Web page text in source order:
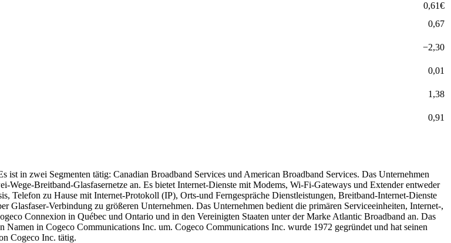
0,61€
0,67
−2,30
0,01
1,38
0,91
in zwei Segmenten tätig: Canadian Broadband Services und American Broadband Services. Das Unternehmen
Breitband-Glasfasernetze an. Es bietet Internet-Dienste mit Modems, Wi-Fi-Gateways und Extender entweder
Telefon zu Hause mit Internet-Protokoll (IP), Orts-und Ferngespräche Dienstleistungen, Breitband-Internet-Dienste
Verbindung zu größeren Unternehmen. Das Unternehmen bedient die primären Serviceeinheiten, Internet-,
Connexion in Québec und Ontario und in den Vereinigten Staaten unter der Marke Atlantic Broadband an. Das
in Cogeco Communications Inc. um. Cogeco Communications Inc. wurde 1972 gegründet und hat seinen
Cogeco Inc. tätig.